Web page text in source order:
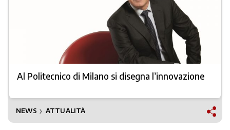
Al Politecnico di Milano si disegna l’innovazione
NEWS ❯ ATTUALITÀ